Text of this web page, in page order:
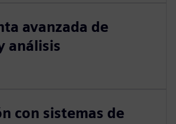
avanzada de
análisis
con sistemas de